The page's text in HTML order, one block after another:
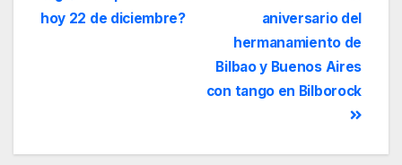
aniversario del
hermanamiento de
Bilbao y Buenos Aires
con tango en Bilborock
hoy 22 de diciembre?